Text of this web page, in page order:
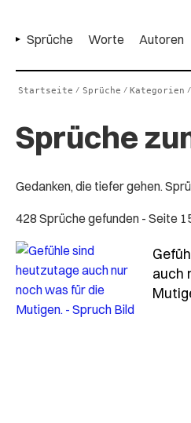
Sprüche Worte Autoren
Startseite / Sprüche / Kategorien /
Sprüche
Gedanken, die tiefer gehen.
428 Sprüche gefunden - Seite
auch